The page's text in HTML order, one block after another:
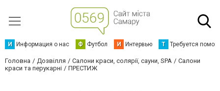
И Информация о нас Ф Футбол И Интервью Т Требуется
Головна Дозвілля Салони краси, солярії, сауни, SPA
Салони
краси та перукарні
ПРЕСТИЖ